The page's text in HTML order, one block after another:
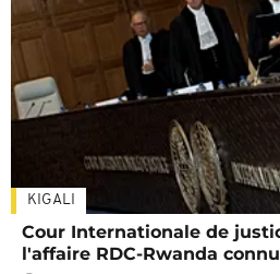
KIGALI
Cour Internationale de
l'affaire RDC-Rwanda connu